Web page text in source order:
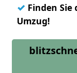
✓ Finden
Umzug!